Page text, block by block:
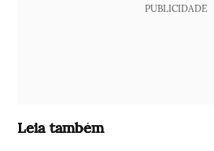
PUBLICIDADE
Leia também